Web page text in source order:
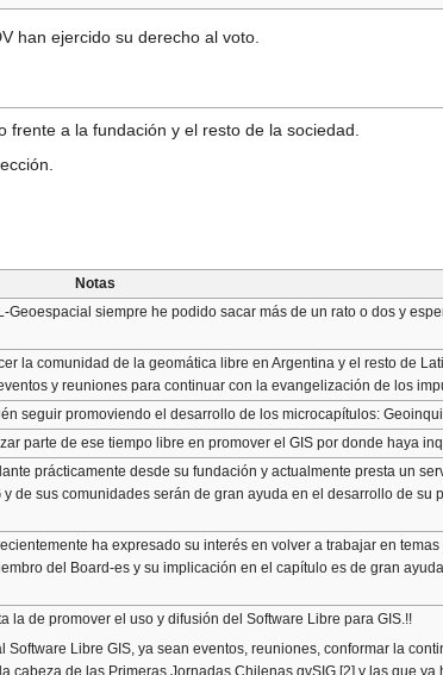
han ejercido su derecho al voto.
a la fundación y el resto de la sociedad.
Notas
siempre he podido sacar más de un rato o dos y
la comunidad de la geomática libre en Argentina y el resto de
y reuniones para continuar con la evangelización de los
seguir promoviendo el desarrollo de los microcapítulos:
parte de ese tiempo libre en promover el GIS por donde haya
prácticamente desde su fundación y actualmente presta un
de sus comunidades serán de gran ayuda en el desarrollo de su
ha expresado su interés en volver a trabajar en
del Board-es y su implicación en el capítulo es de gran
de promover el uso y difusión del Software Libre para GIS.!!
Libre GIS, ya sean eventos, reuniones, conformar la
cabeza de las Primeras Jornadas Chilenas gvSIG [2] y las que ya